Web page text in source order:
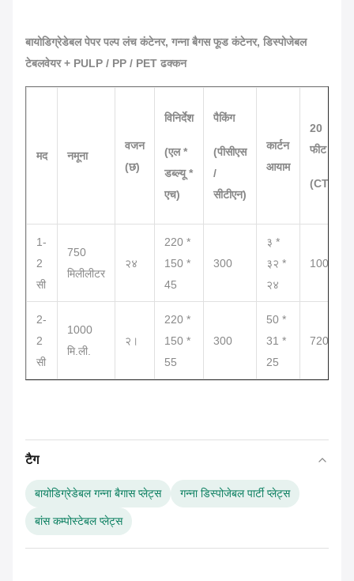
बायोडिग्रेडेबल पेपर पल्प लंच कंटेनर, गन्ना बैगस फूड कंटेनर, डिस्पोजेबल
टेबलवेयर + PULP / PP / PET ढक्कन
मद नमूना
वजन
(छ)
विनिर्देश
(एल *
डब्ल्यू *
एच)
पैकिंग
(पीसीएस
/
सीटीएन)
कार्टन
आयाम
20
फीट
(CTN)
1-
2
सी
750
मिलीलीटर
२४
220 *
150 *
45
300
३ *
३२ *
२४
1000
2-
2
सी
1000
मि.ली.
२।
220 *
150 *
55
300
50 *
31 *
25
720
टैग
बायोडिग्रेडेबल गन्ना बैगास प्लेट्स गन्ना डिस्पोजेबल पार्टी प्लेट्स
बांस कम्पोस्टेबल प्लेट्स